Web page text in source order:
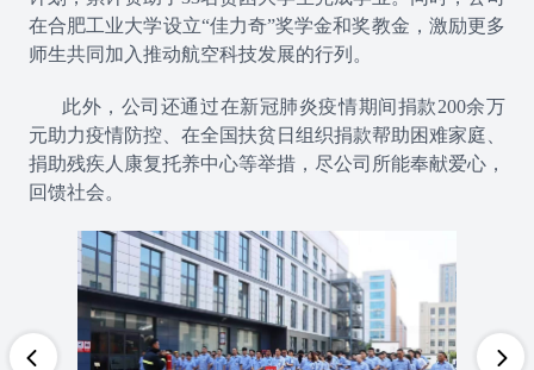
在合肥工业大学设立“佳力奇”奖学金和奖教金，激励更多
师生共同加入推动航空科技发展的行列。
此外，公司还通过在新冠肺炎疫情期间捐款200余万
元助力疫情防控、在全国扶贫日组织捐款帮助困难家庭、
捐助残疾人康复托养中心等举措，尽公司所能奉献爱心，
回馈社会。